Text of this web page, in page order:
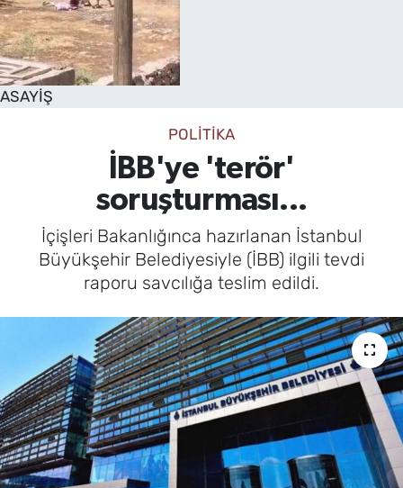
ASAYİŞ
POLİTİKA
İBB'ye 'terör'
soruşturması...
İçişleri Bakanlığınca hazırlanan İstanbul
Büyükşehir Belediyesiyle (İBB) ilgili tevdi
raporu savcılığa teslim edildi.
SAĞLIK
TV REHBERİ